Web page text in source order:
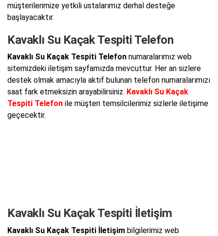
müşterilerimize yetkili ustalarımız derhal desteğe
başlayacaktır.
Kavaklı Su Kaçak Tespiti Telefon
Kavaklı Su Kaçak Tespiti Telefon numaralarımız web
sitemizdeki iletişim sayfamızda mevcuttur. Her an sizlere
destek olmak amacıyla aktif bulunan telefon numaralarımızı
saat fark etmeksizin arayabilirsiniz. Kavaklı Su Kaçak
Tespiti Telefon ile müşteri temsilcilerimiz sizlerle iletişime
geçecektir.
Kavaklı Su Kaçak Tespiti İletişim
Kavaklı Su Kaçak Tespiti İletişim bilgilerimiz web